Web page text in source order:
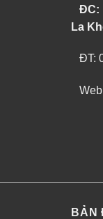
ĐC:
La
ĐT:
BẢN